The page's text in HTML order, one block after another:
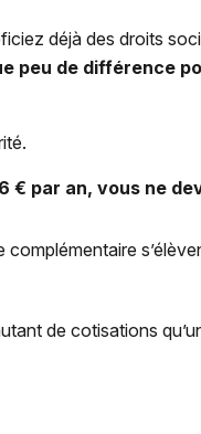
déjà des droits
peu de différence
€ par an, vous ne
de cotisations